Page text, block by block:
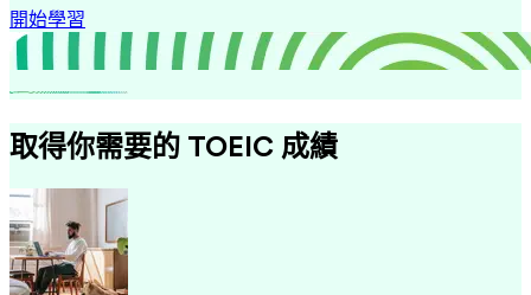
開始學習
取得你需要的 TOEIC 成績